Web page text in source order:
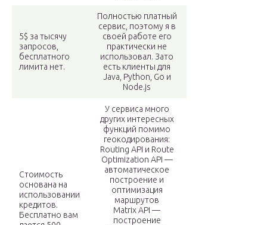
5$ за тысячу
запросов,
бесплатного
лимита нет.
Полностью платный
сервис, поэтому я в
своей работе его
практически не
использовал. Зато
есть клиенты для
Java, Python, Go и
Node.js
Стоимость
основана на
использовании
кредитов.
Бесплатно вам
У сервиса много
других интересных
функций помимо
геокодирования:
Routing API и Route
Optimization API —
автоматическое
построение и
оптимизация
маршрутов
Matrix API —
построение